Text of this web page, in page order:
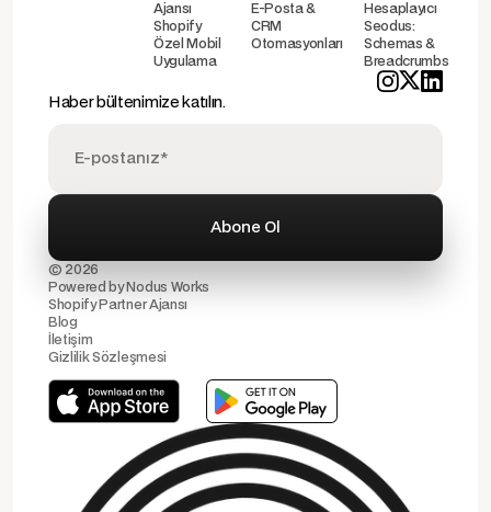
Ajansı
Shopify
Özel Mobil
Uygulama
E-Posta &
CRM
Otomasyonları
Hesaplayıcı
Seodus:
Schemas &
Breadcrumbs
Haber bültenimize katılın.
© 2026
Powered by Nodus Works
Shopify Partner Ajansı
Blog
İletişim
Gizlilik Sözleşmesi